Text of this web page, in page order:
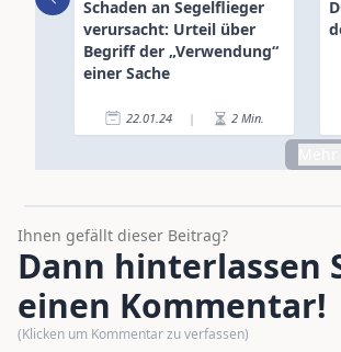
Schaden an Segelflieger
verursacht: Urteil über
Begriff der „Verwendung“
einer Sache
22.01.24 | 2 Min.
Ihnen gefällt dieser Beitrag?
Dann hinterlassen
einen Kommentar!
(Klicken um Kommentar zu verfassen)